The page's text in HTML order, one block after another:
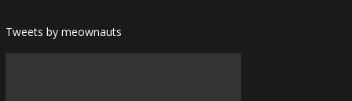
Tweets by meownauts